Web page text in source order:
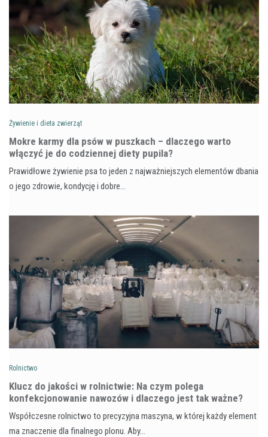
Żywienie i dieta zwierząt
Mokre karmy dla psów w puszkach – dlaczego warto
włączyć je do codziennej diety pupila?
Prawidłowe żywienie psa to jeden z najważniejszych elementów dbania
o jego zdrowie, kondycję i dobre…
Rolnictwo
Klucz do jakości w rolnictwie: Na czym polega
konfekcjonowanie nawozów i dlaczego jest tak ważne?
Współczesne rolnictwo to precyzyjna maszyna, w której każdy element
ma znaczenie dla finalnego plonu. Aby…